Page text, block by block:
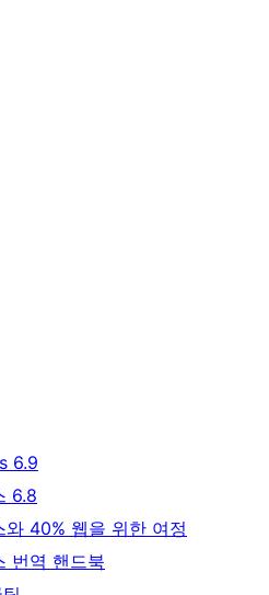
6.9
6.8
와 40% 웹을 위한 여정
번역 핸드북